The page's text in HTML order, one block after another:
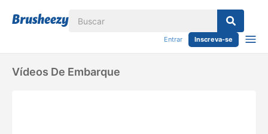
Entrar Inscreva-se
Vídeos De Embarque